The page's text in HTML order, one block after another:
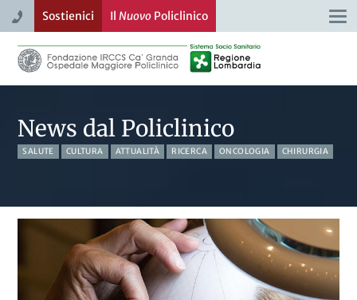
Sostienici Il NuovoPoliclinico
News dal Policlinico
SALUTE CULTURA ATTUALITÀ RICERCA ONCOLOGIA CHIRURGIA